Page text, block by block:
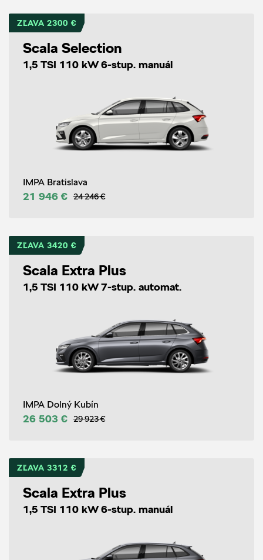
ZĽAVA 2300 €
Scala Selection
1,5 TSI 110 kW 6-stup. manuál
IMPA Bratislava
21 946 € 24 246 €
ZĽAVA 3420 €
Scala Extra Plus
1,5 TSI 110 kW 7-stup. automat.
IMPA Dolný Kubín
26 503 € 29 923 €
ZĽAVA 3312 €
Scala Extra Plus
1,5 TSI 110 kW 6-stup. manuál